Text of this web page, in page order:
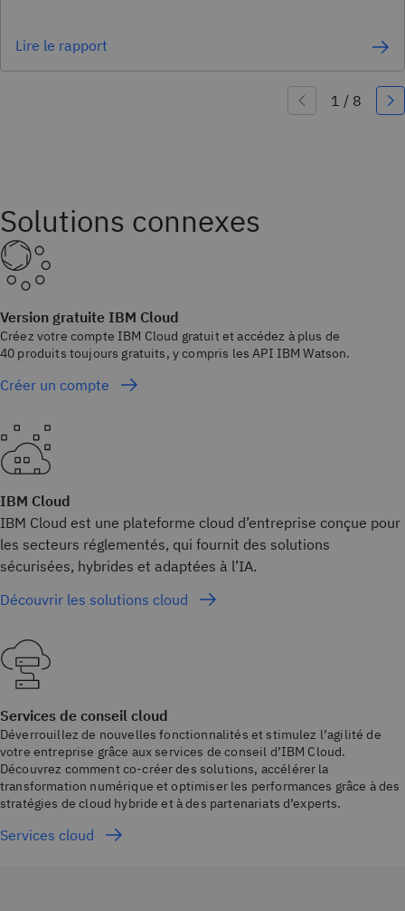
Lire le rapport
Solutions connexes
Version gratuite IBM Cloud
Créez votre compte IBM Cloud gratuit et accédez à plus de
40 produits toujours gratuits, y compris les API IBM Watson.
Créer un compte
IBM Cloud
IBM Cloud est une plateforme cloud d’entreprise conçue pour
les secteurs réglementés, qui fournit des solutions
sécurisées, hybrides et adaptées à l’IA.
Découvrir les solutions cloud
Services de conseil cloud
Déverrouillez de nouvelles fonctionnalités et stimulez l’agilité de
votre entreprise grâce aux services de conseil d’IBM Cloud.
Découvrez comment co-créer des solutions, accélérer la
transformation numérique et optimiser les performances grâce à des
stratégies de cloud hybride et à des partenariats d’experts.
Services cloud